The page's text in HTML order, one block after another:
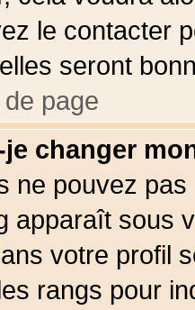
le contacter
seront
page
changer
ne pouvez
apparaît sous
votre profil
rangs pour